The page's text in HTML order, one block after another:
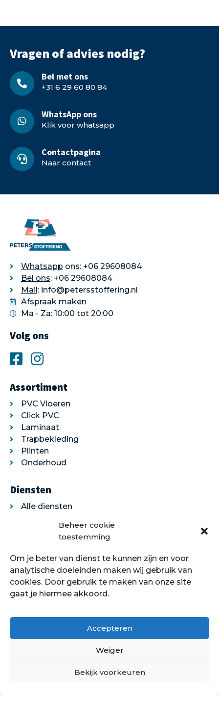
Beheer cookie
toestemming
Om je beter van dienst te kunnen zijn en voor
analytische doeleinden maken wij gebruik van
cookies. Door gebruik te maken van onze site
gaat je hiermee akkoord.
Accepteren
Weiger
Bekijk voorkeuren
Vragen of advies nodig?
Bel met ons
+31 6 29 60 80 84
WhatsApp ons
Klik voor whatsapp
Contactpagina
Naar contact
Whatsapp ons: +06 29608084
Bel ons: +06 29608084
Mail: info@petersstoffering.nl
Afspraak maken
Ma - Za: 10:00 tot 20:00
Volg ons
Assortiment
PVC Vloeren
Click PVC
Laminaat
Trapbekleding
Plinten
Onderhoud
Diensten
Alle diensten
Egaliseren
Traprenovatie
Over ons
Over ons
Showroom
Offerte aanvragen
Copyright © 2021 - 2022 Petersstoffering | KVK:
Hoe kan ik je helpen?